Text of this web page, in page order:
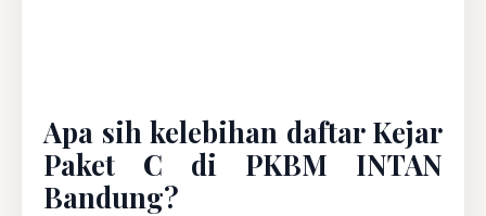
Apa sih kelebihan daftar Kejar
Paket C di PKBM INTAN
Bandung?